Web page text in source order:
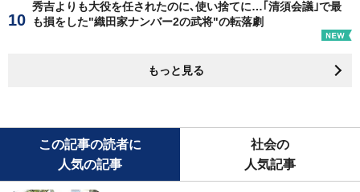
秀吉よりも大役を任されたのに､使い捨てに…｢清須会議｣で最
も損をした"織田家ナンバー2の武将"の転落劇
もっと見る
この記事の読者に
人気の記事
社会の
人気記事